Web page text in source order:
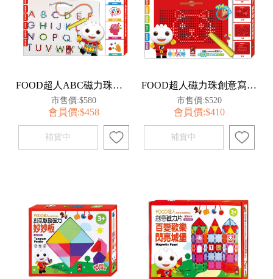
FOOD超人ABC磁力珠寫字板
市售價:$580
會員價:$458
FOOD超人磁力珠創意寫畫板
市售價:$520
會員價:$410